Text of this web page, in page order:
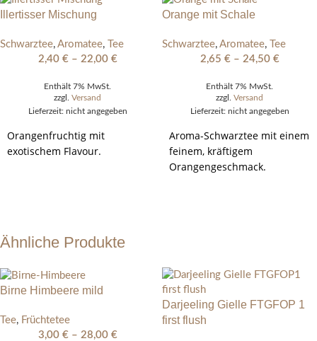
Illertisser Mischung
Schwarztee, Aromatee,
Tee
2,40 € – 22,00 €
Enthält 7% MwSt.
zzgl. Versand
Lieferzeit: nicht angegeben
Orangenfruchtig mit
exotischem Flavour.
Orange mit Schale
Schwarztee, Aromatee,
Tee
2,65 € – 24,50 €
Enthält 7% MwSt.
zzgl. Versand
Lieferzeit: nicht angegeben
Aroma-Schwarztee mit einem
feinem, kräftigem
Orangengeschmack.
Ähnliche Produkte
Birne Himbeere mild
Tee, Früchtetee
3,00 € – 28,00 €
Darjeeling Gielle FTGFOP 1
first flush